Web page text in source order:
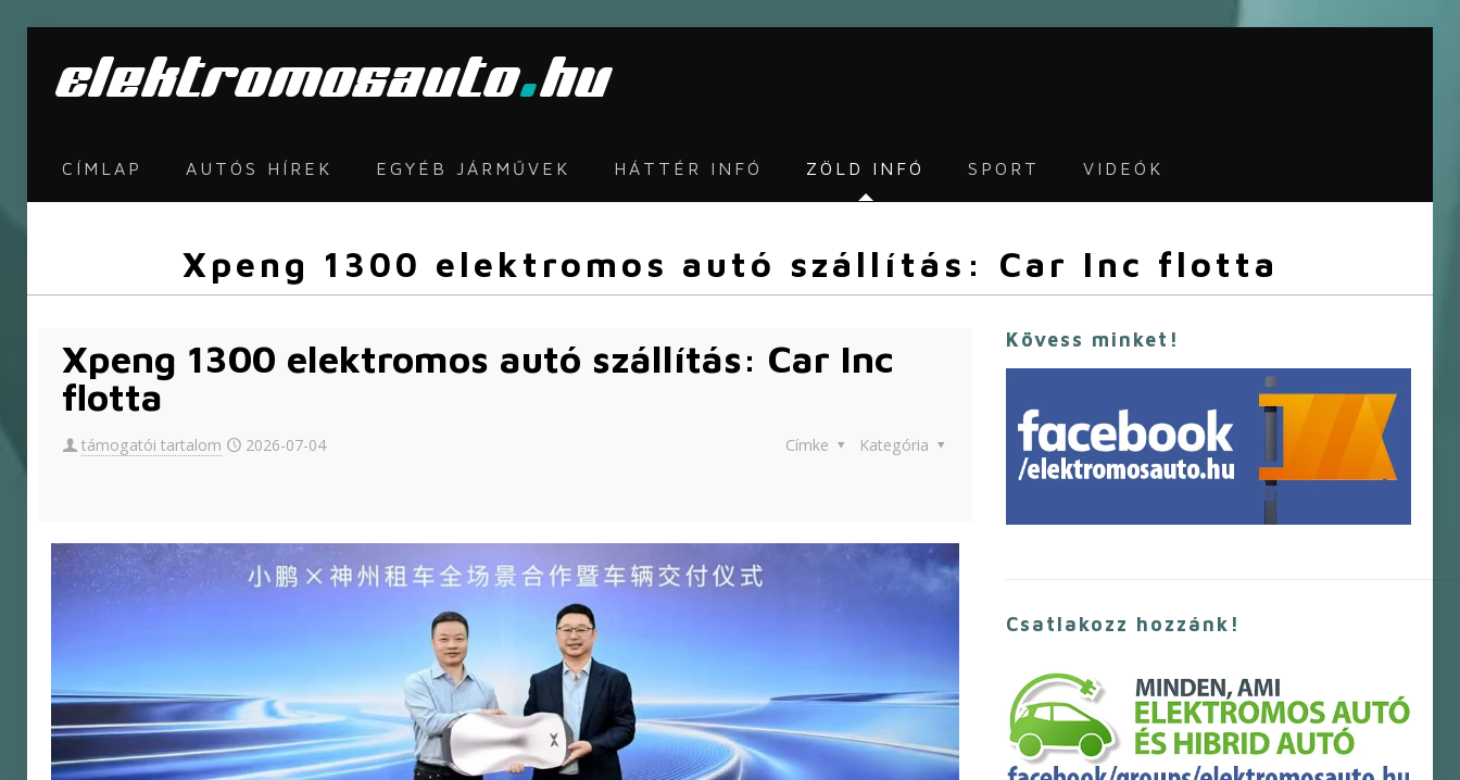
CÍMLAP AUTÓS HÍREK EGYÉB JÁRMŰVEK HÁTTÉR INFÓ ZÖLD INFÓ SPORT VIDEÓK
Xpeng 1300 elektromos autó szállítás: Car Inc flotta
Xpeng 1300 elektromos autó szállítás: Car Inc
flotta
támogatói tartalom 2026-07-04 Kategória
Címke
Kövess minket!
Csatlakozz hozzánk!